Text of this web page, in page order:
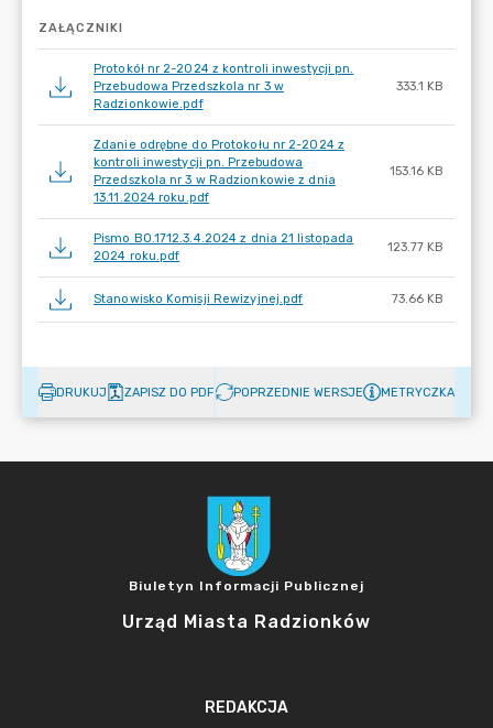
ZAŁĄCZNIKI
Protokół nr 2-2024 z kontroli inwestycji pn.
Przebudowa Przedszkola nr 3 w
Radzionkowie.pdf
333.1 KB
Zdanie odrębne do Protokołu nr 2-2024 z
kontroli inwestycji pn. Przebudowa
Przedszkola nr 3 w Radzionkowie z dnia
13.11.2024 roku.pdf
153.16 KB
Pismo BO.1712.3.4.2024 z dnia 21 listopada
2024 roku.pdf
123.77 KB
Stanowisko Komisji Rewizyjnej.pdf 73.66 KB
DRUKUJ ZAPISZ DO PDF POPRZEDNIE WERSJE METRYCZKA
Biuletyn Informacji Publicznej
Urząd Miasta Radzionków
REDAKCJA